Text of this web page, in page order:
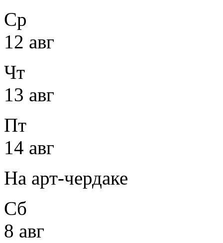
Ср
12 авг
Чт
13 авг
Пт
14 авг
На арт-чердаке
Сб
8 авг